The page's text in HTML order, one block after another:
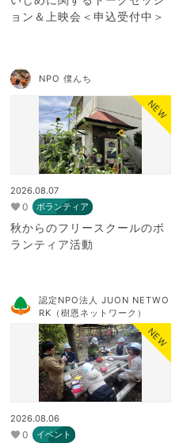
ョン＆上映会＜申込受付中＞
NPO 僕んち
NEW
2026.08.07
0 ボランティア
秋からのフリースクールのボ
ランティア活動
認定NPO法人 JUON NETWO
RK（樹恩ネットワーク）
NEW
2026.08.06
0 イベント